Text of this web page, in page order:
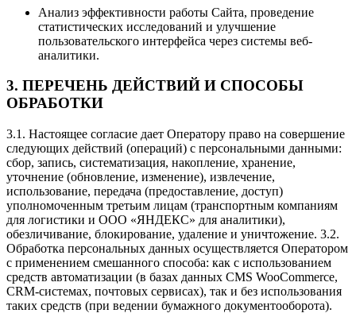
Анализ эффективности работы Сайта, проведение
статистических исследований и улучшение
пользовательского интерфейса через системы веб-
аналитики.
3. ПЕРЕЧЕНЬ ДЕЙСТВИЙ И СПОСОБЫ
ОБРАБОТКИ
3.1. Настоящее согласие дает Оператору право на совершение
следующих действий (операций) с персональными данными:
сбор, запись, систематизация, накопление, хранение,
уточнение (обновление, изменение), извлечение,
использование, передача (предоставление, доступ)
уполномоченным третьим лицам (транспортным компаниям
для логистики и ООО «ЯНДЕКС» для аналитики),
обезличивание, блокирование, удаление и уничтожение. 3.2.
Обработка персональных данных осуществляется Оператором
с применением смешанного способа: как с использованием
средств автоматизации (в базах данных CMS WooCommerce,
CRM-системах, почтовых сервисах), так и без использования
таких средств (при ведении бумажного документооборота).